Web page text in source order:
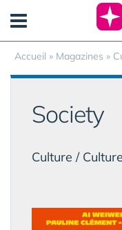
Accueil » Magazines »
Society
Culture /
Panneau de gestion des